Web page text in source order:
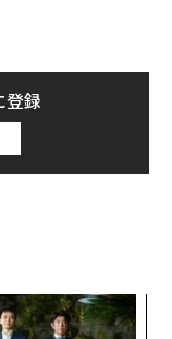
登録